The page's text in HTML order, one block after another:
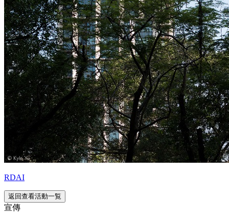
RDAI
返回查看活動一覧
宣傳